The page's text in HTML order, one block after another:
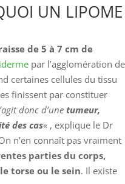
UN LIPOME
de 5 à 7 cm de
par l’agglomération de
certaines cellules du tissu
finissent par constituer
donc d’une tumeur,
des cas« , explique le Dr
n’en connaît pas vraiment
parties du corps,
torse ou le sein. Il existe